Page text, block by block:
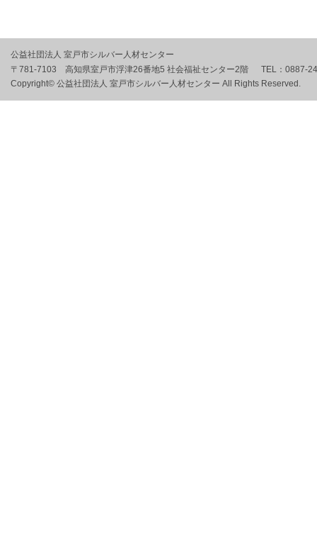
公益社団法人 室戸市シルバー人材センター
〒781-7103 高知県室戸市浮津26番地5 社会福祉センター2階
TEL： 0887-
Copyright© 公益社団法人 室戸市シルバー人材センター All Rights Reserved.